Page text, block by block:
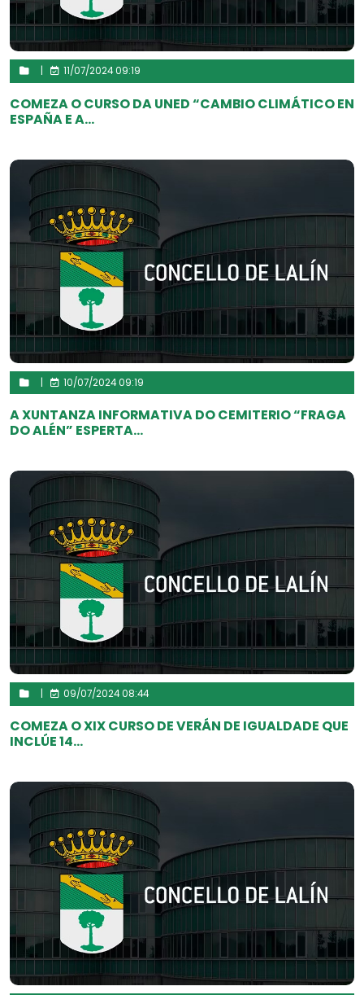
11/07/2024 09:19
COMEZA O CURSO DA UNED “CAMBIO CLIMÁTICO EN
ESPAÑA E A...
| 10/07/2024 09:19
A XUNTANZA INFORMATIVA DO CEMITERIO “FRAGA
DO ALÉN” ESPERTA...
09/07/2024 08:44
COMEZA O XIX CURSO DE VERÁN DE IGUALDADE QUE
INCLÚE 14...